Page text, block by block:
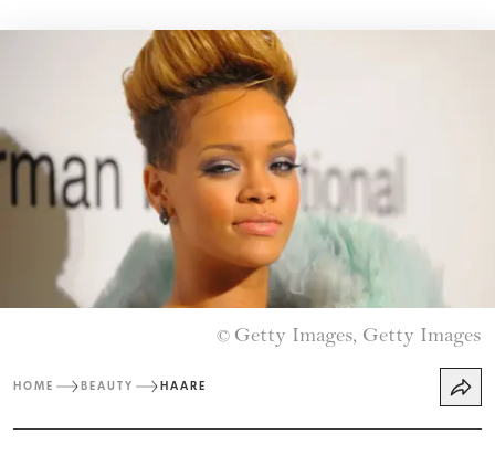
© Getty Images, Getty Images
HOME BEAUTY HAARE